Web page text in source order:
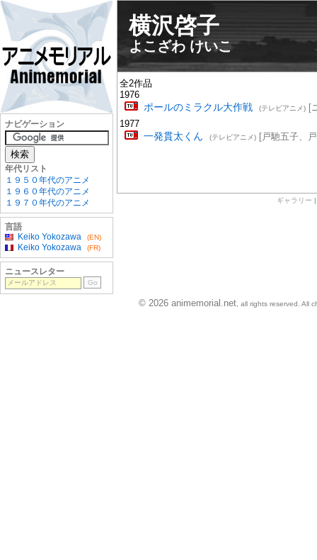
横沢啓子
よこざわ けいこ
全2作品
1976
ポールのミラクル大作戦 (テレビアニメ)[
1977
一発貫太くん (テレビアニメ)[戸馳五子、
ギャラリー
ナビゲーション
年代リスト
１９５０年代のアニメ
１９６０年代のアニメ
１９７０年代のアニメ
言語
Keiko Yokozawa
(EN)
Keiko Yokozawa (FR)
ニュースレター
© 2026 animemorial.net , all rights reserved. All